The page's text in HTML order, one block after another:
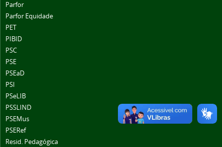
Parfor
Parfor Equidade
PET
PIBID
PSC
PSE
PSEaD
PSI
PSeLIB
PSSLIND
PSEMus
PSERef
Resid. Pedagógica